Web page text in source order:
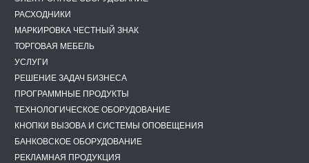
РАСХОДНИКИ
МАРКИРОВКА ЧЕСТНЫЙ ЗНАК
ТОРГОВАЯ МЕБЕЛЬ
УСЛУГИ
РЕШЕНИЕ ЗАДАЧ БИЗНЕСА
ПРОГРАММНЫЕ ПРОДУКТЫ
ТЕХНОЛОГИЧЕСКОЕ ОБОРУДОВАНИЕ
КНОПКИ ВЫЗОВА И СИСТЕМЫ ОПОВЕЩЕНИЯ
БАНКОВСКОЕ ОБОРУДОВАНИЕ
РЕКЛАМНАЯ ПРОДУКЦИЯ